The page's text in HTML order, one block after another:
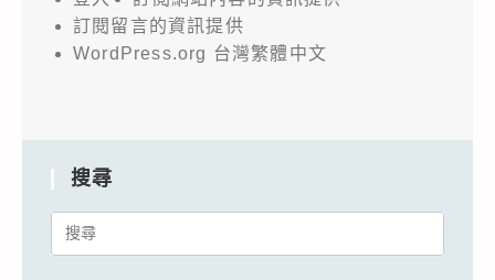
訂閱留言的資訊提供
WordPress.org 台灣繁體中文
搜尋
Search